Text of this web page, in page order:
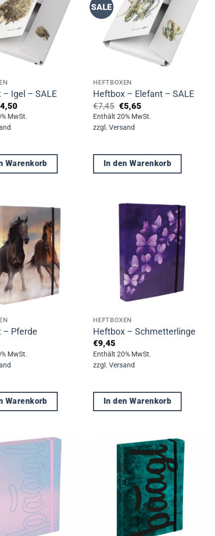
– Igel – SALE
4,50Aktueller
Preis
ist:
MwSt.
Warenkorb
SALE
HEFTBOXEN
Heftbox – Elefant – SALE
€7,45 Ursprünglicher
Preis
war:
€7,45
€5,65
Preis
ist:
Enthält 20% MwSt.
zzgl.Versand
In den Warenkorb
– Pferde
MwSt.
Warenkorb
HEFTBOXEN
Heftbox – Schmetterlinge
€9,45
Enthält 20% MwSt.
zzgl.Versand
In den Warenkorb